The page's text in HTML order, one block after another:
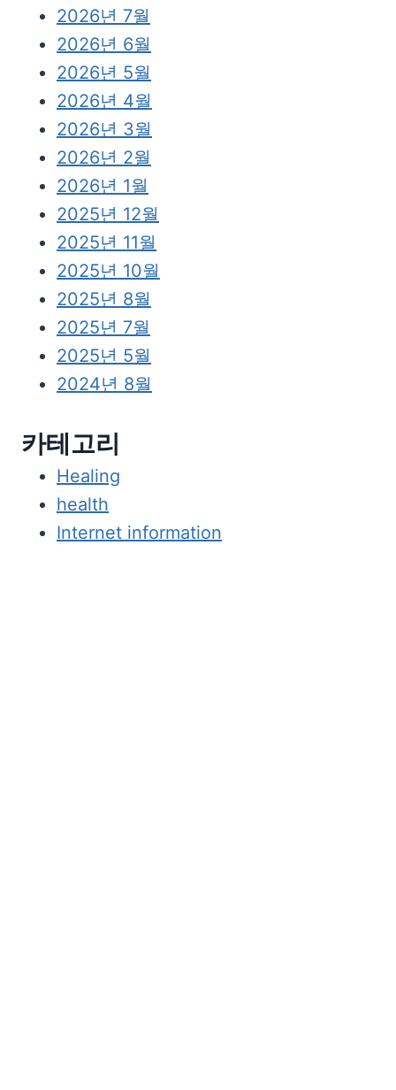
2026년 7월
2026년 6월
2026년 5월
2026년 4월
2026년 3월
2026년 2월
2026년 1월
2025년 12월
2025년 11월
2025년 10월
2025년 8월
2025년 7월
2025년 5월
2024년 8월
카테고리
Healing
health
Internet information